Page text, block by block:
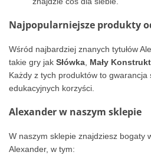
Najpopularniejsze produkty
Wśród najbardziej znanych tytułów
takie gry jak Słówka Mały
Każdy z tych produktów to gwarancja
edukacyjnych korzyści.
Alexander w naszym sklepie
W naszym sklepie znajdziesz bogaty
Alexander, w tym: